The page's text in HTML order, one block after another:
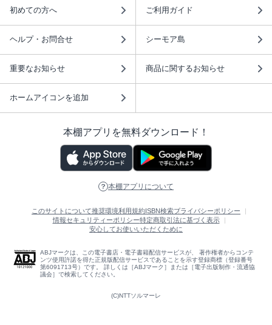
初めての方へ ご利用ガイド
ヘルプ・お問合せ シーモア島
重要なお知らせ 商品に関するお知らせ
ホームアイコンを追加
本棚アプリを無料ダウンロード！
本棚アプリについて
このサイトについて推奨環境利用規約 ISBN検索プライバシーポリシー
情報セキュリティーポリシー特定商取引法に基づく表示
安心してお使いいただくために
ABJマークは、この電子書店・電子書籍配信サービスが、 著作権者からコンテ
ンツ使用許諾を得た正規版配信サービスであることを示す登録商標（登録番号
第6091713号）です。 詳しくは［ABJマーク］または［電子出版制作・流通協
議会］で検索してください。
(C)NTTソルマーレ